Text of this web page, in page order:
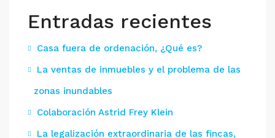
Entradas recientes
Casa fuera de ordenación, ¿Qué es?
La ventas de inmuebles y el problema de las
zonas inundables
Colaboración Astrid Frey Klein
La legalización extraordinaria de las fincas,